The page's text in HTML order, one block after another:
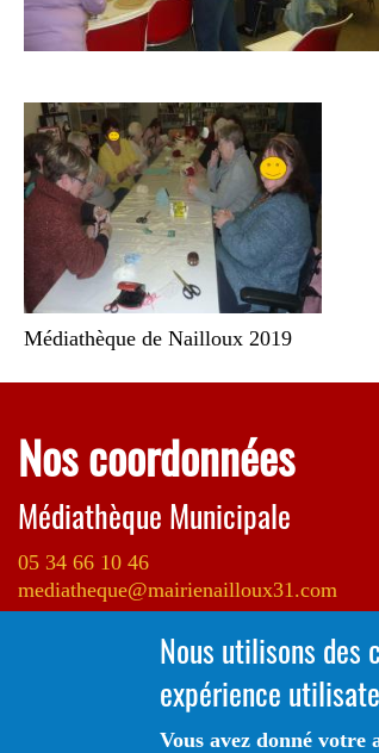
Médiathèque de Nailloux 2019
Nos coordonnées
Médiathèque Municipale
05 34 66 10 46
mediatheque@mairienailloux31.com
ESCAL, 2 rue Erik Satie
31560 NAILLOUX
Nous utilisons des
expérience
Vous avez donné votre